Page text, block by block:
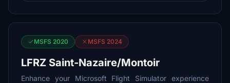
MSFS 2020 MSFS 2024
LFRZ Saint-Nazaire/Montoir
Enhance your Microsoft Flight Simulator experience